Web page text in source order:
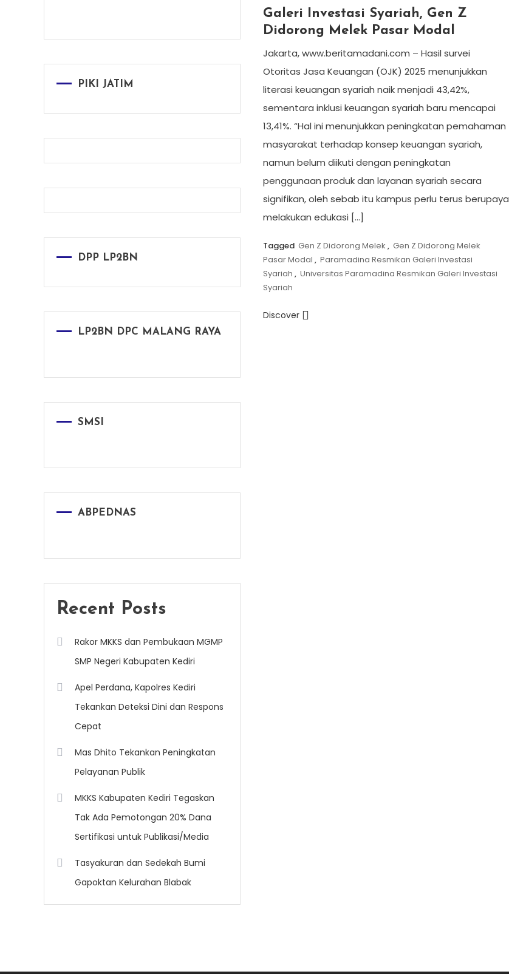
Galeri Investasi Syariah, Gen Z
Didorong Melek Pasar Modal
Jakarta, www.beritamadani.com – Hasil survei
Otoritas Jasa Keuangan (OJK) 2025 menunjukkan
literasi keuangan syariah naik menjadi 43,42%,
sementara inklusi keuangan syariah baru mencapai
13,41%. “Hal ini menunjukkan peningkatan pemahaman
masyarakat terhadap konsep keuangan syariah,
namun belum diikuti dengan peningkatan
penggunaan produk dan layanan syariah secara
signifikan, oleh sebab itu kampus perlu terus berupaya
melakukan edukasi […]
Tagged Gen Z Didorong Melek , Gen Z Didorong Melek
Pasar Modal , Paramadina Resmikan Galeri Investasi
Syariah , Universitas Paramadina Resmikan Galeri Investasi
Syariah
Discover
PIKI JATIM
DPP LP2BN
LP2BN DPC MALANG RAYA
SMSI
ABPEDNAS
Recent Posts
Rakor MKKS dan Pembukaan MGMP
SMP Negeri Kabupaten Kediri
Apel Perdana, Kapolres Kediri
Tekankan Deteksi Dini dan Respons
Cepat
Mas Dhito Tekankan Peningkatan
Pelayanan Publik
MKKS Kabupaten Kediri Tegaskan
Tak Ada Pemotongan 20% Dana
Sertifikasi untuk Publikasi/Media
Tasyakuran dan Sedekah Bumi
Gapoktan Kelurahan Blabak